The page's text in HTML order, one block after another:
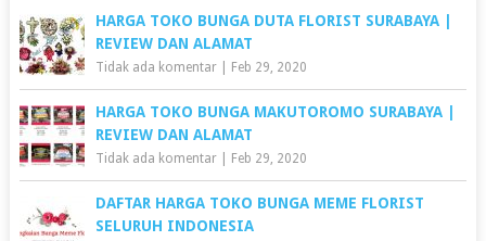
HARGA TOKO BUNGA DUTA FLORIST SURABAYA |
REVIEW DAN ALAMAT
Tidak ada komentar| Feb 29, 2020
HARGA TOKO BUNGA MAKUTOROMO SURABAYA |
REVIEW DAN ALAMAT
Tidak ada komentar| Feb 29, 2020
DAFTAR HARGA TOKO BUNGA MEME FLORIST
SELURUH INDONESIA